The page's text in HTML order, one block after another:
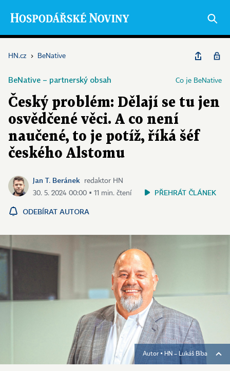
HN.cz › BeNative
BeNative – partnerský obsah Co je BeNative
Český problém: Dělají se tu jen
osvědčené věci. A co není
naučené, to je potíž, říká šéf
českého Alstomu
Jan T. Beránek
redaktor HN
30. 5. 2024 00:00 ▪ 11 min. čtení
PŘEHRÁT ČLÁNEK
ODEBÍRAT AUTORA
Autor ▪ HN – Lukáš Bíba